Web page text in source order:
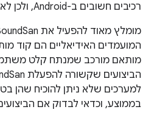
רכיבים חשובים ב-Android, ולכן לא מומלץ להשבית אותו.
המועמדים האידיאליים הם קוד
מותאם מורכב שמנתח קלט
למערכים שלא ניתן להוכיח שהן
בממוצע, וכדאי לבדוק אם